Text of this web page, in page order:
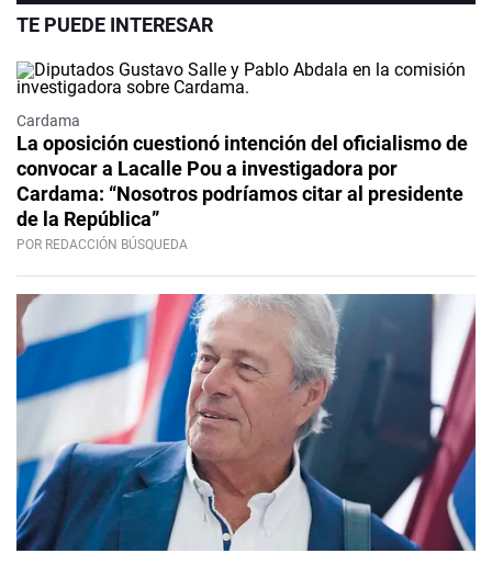
TE PUEDE INTERESAR
Cardama
La oposición cuestionó intención del oficialismo de
convocar a Lacalle Pou a investigadora por
Cardama: “Nosotros podríamos citar al presidente
de la República”
POR REDACCIÓN BÚSQUEDA